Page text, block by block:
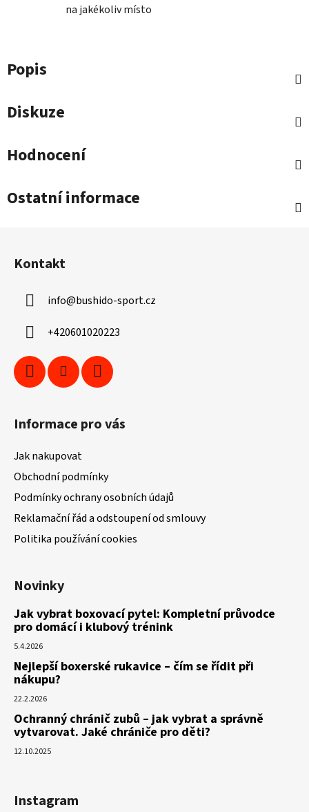
na jakékoliv místo
Popis
Diskuze
Hodnocení
Ostatní informace
Kontakt
info@bushido-sport.cz
+420601020223
Informace pro vás
Jak nakupovat
Obchodní podmínky
Podmínky ochrany osobních údajů
Reklamační řád a odstoupení od smlouvy
Politika používání cookies
Novinky
Jak vybrat boxovací pytel: Kompletní průvodce
pro domácí i klubový trénink
5.4.2026
Nejlepší boxerské rukavice – čím se řídit při
nákupu?
22.2.2026
Ochranný chránič zubů – jak vybrat a správně
vytvarovat. Jaké chrániče pro děti?
12.10.2025
Instagram